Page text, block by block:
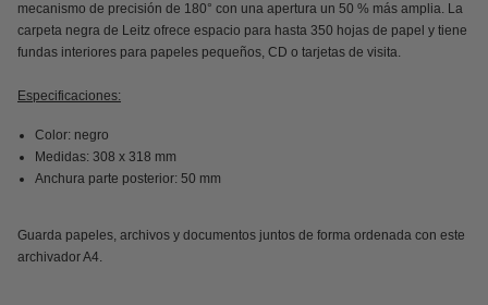
mecanismo de precisión de 180° con una apertura un 50 % más amplia. La
carpeta negra de Leitz ofrece espacio para hasta 350 hojas de papel y tiene
fundas interiores para papeles pequeños, CD o tarjetas de visita.
Especificaciones:
Color: negro
Medidas: 308 x 318 mm
Anchura parte posterior: 50 mm
Guarda papeles, archivos y documentos juntos de forma ordenada con este
archivador A4.